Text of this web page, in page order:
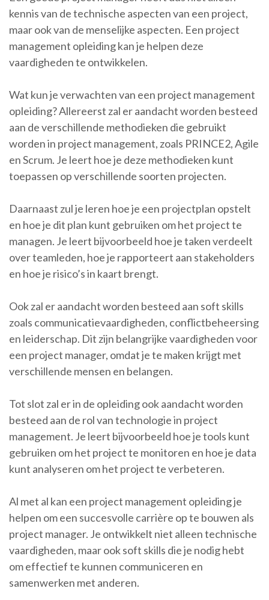
kennis van de technische aspecten van een project,
maar ook van de menselijke aspecten. Een project
management opleiding kan je helpen deze
vaardigheden te ontwikkelen.
Wat kun je verwachten van een project management
opleiding? Allereerst zal er aandacht worden besteed
aan de verschillende methodieken die gebruikt
worden in project management, zoals PRINCE2, Agile
en Scrum. Je leert hoe je deze methodieken kunt
toepassen op verschillende soorten projecten.
Daarnaast zul je leren hoe je een projectplan opstelt
en hoe je dit plan kunt gebruiken om het project te
managen. Je leert bijvoorbeeld hoe je taken verdeelt
over teamleden, hoe je rapporteert aan stakeholders
en hoe je risico’s in kaart brengt.
Ook zal er aandacht worden besteed aan soft skills
zoals communicatievaardigheden, conflictbeheersing
en leiderschap. Dit zijn belangrijke vaardigheden voor
een project manager, omdat je te maken krijgt met
verschillende mensen en belangen.
Tot slot zal er in de opleiding ook aandacht worden
besteed aan de rol van technologie in project
management. Je leert bijvoorbeeld hoe je tools kunt
gebruiken om het project te monitoren en hoe je data
kunt analyseren om het project te verbeteren.
Al met al kan een project management opleiding je
helpen om een succesvolle carrière op te bouwen als
project manager. Je ontwikkelt niet alleen technische
vaardigheden, maar ook soft skills die je nodig hebt
om effectief te kunnen communiceren en
samenwerken met anderen.